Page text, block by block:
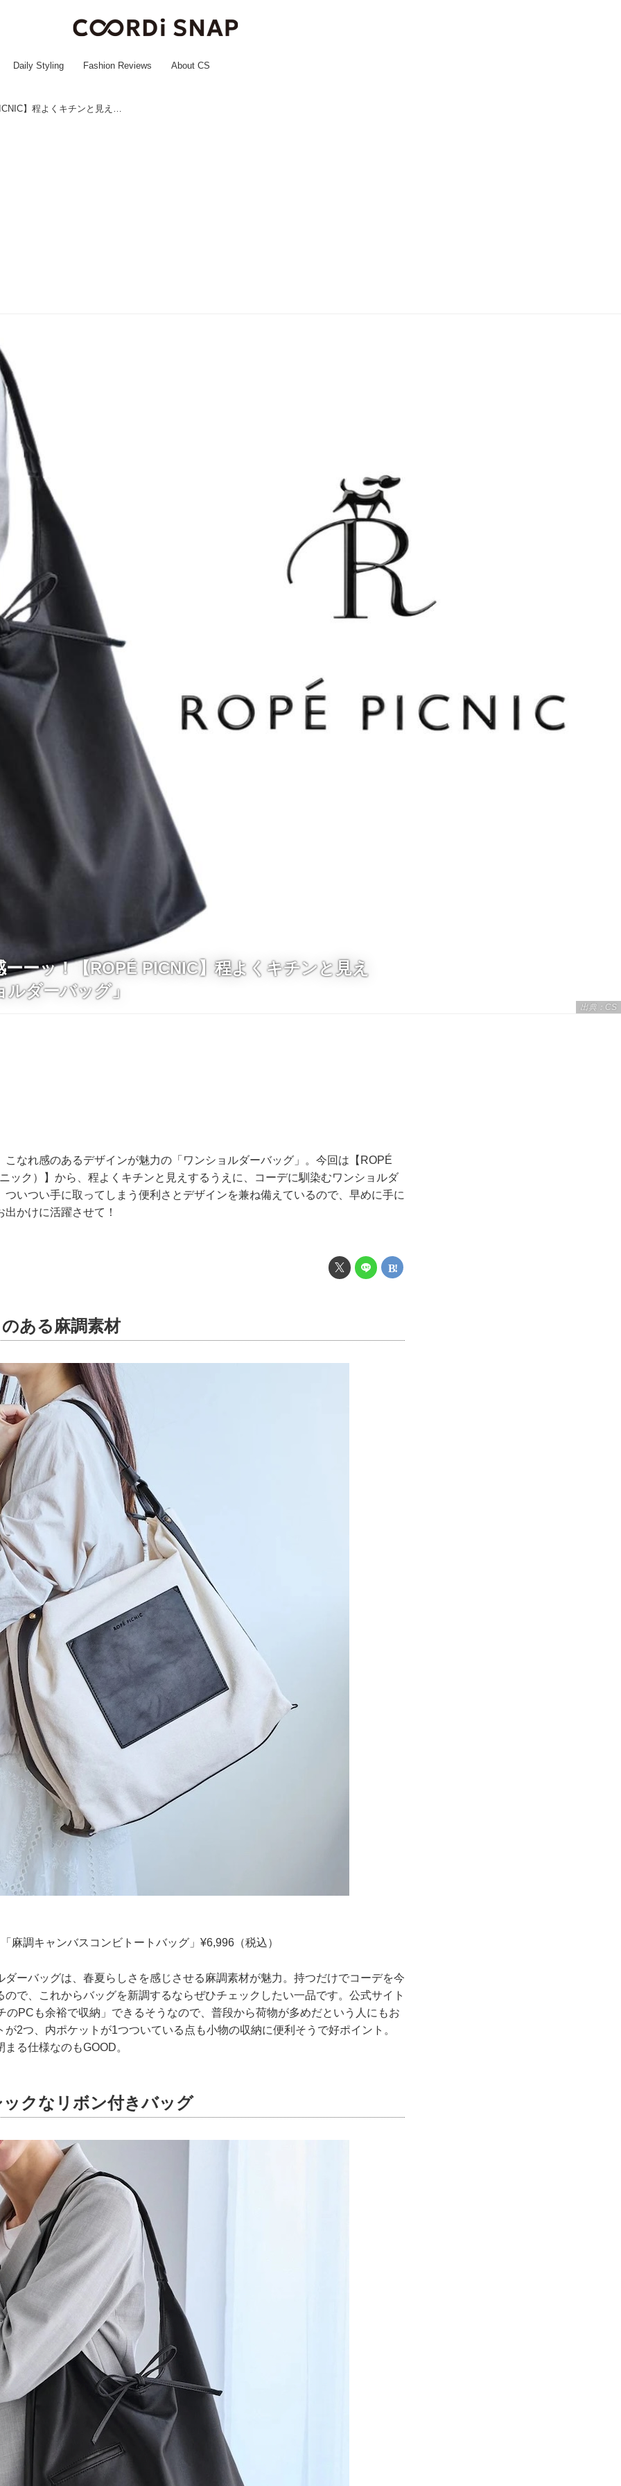
Daily Styling Fashion Reviews About CS
大活躍の予感ーーッ！【ROPÉ PICNIC】程よくキチンと見え◎「ワンショルダーバッグ」
出典：CS
ーーッ！【ROPÉ PICNIC】程よくキチンと見え
ダーバッグ」
こなれ感のあるデザインが魅力の「ワンショルダーバッグ」。今回は【ROPÉ
ック）】から、程よくキチンと見えするうえに、コーデに馴染むワンショルダ
ついつい手に取ってしまう便利さとデザインを兼ね備えているので、早めに手に
かけに活躍させて！
ある麻調素材
麻調キャンバスコンビトートバッグ」¥6,996（税込）
ダーバッグは、春夏らしさを感じさせる麻調素材が魅力。持つだけでコーデを今
ので、これからバッグを新調するならぜひチェックしたい一品です。公式サイト
のPCも余裕で収納」できるそうなので、普段から荷物が多めだという人にもお
が2つ、内ポケットが1つついている点も小物の収納に便利そうで好ポイント。
る仕様なのもGOOD。
クなリボン付きバッグ